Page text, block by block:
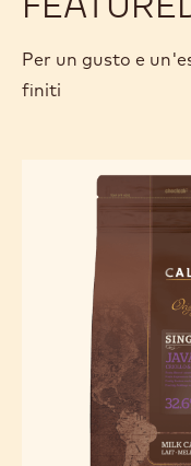
Per un gusto e
finiti